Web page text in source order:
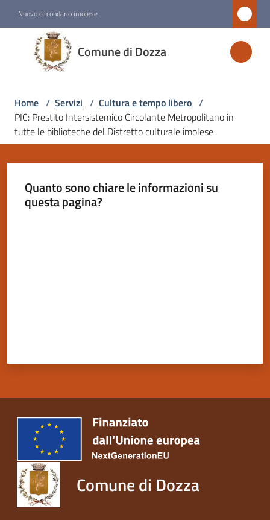
Nuovo circondario imolese
Comune di Dozza
Comune
di
Dozza
Amministrazione
Novità
Servizi
Menu selezionato
line
Tutti
argomenti
Seguici
su
Home / Servizi / Cultura e tempo libero /
PIC: Prestito Intersistemico Circolante Metropolitano in
tutte le biblioteche del Distretto culturale imolese
Quanto sono chiare le informazioni su
questa pagina?
Comune di Dozza